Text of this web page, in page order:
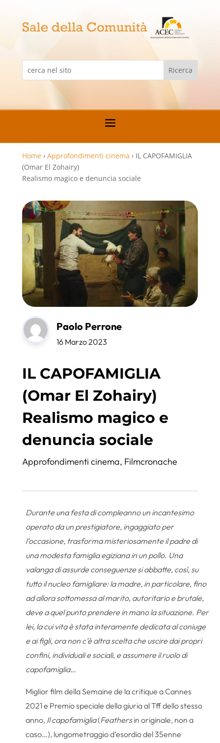
Home › Approfondimenti cinema › IL CAPOFAMIGLIA
(Omar El Zohairy)
Realismo magico e denuncia sociale
Paolo Perrone
16 Marzo 2023
IL CAPOFAMIGLIA
(Omar El Zohairy)
Realismo magico e
denuncia sociale
Approfondimenti cinema, Filmcronache
Durante una festa di compleanno un incantesimo
operato da un prestigiatore, ingaggiato per
l’occasione, trasforma misteriosamente il padre di
una modesta famiglia egiziana in un pollo. Una
valanga di assurde conseguenze si abbatte, così, su
tutto il nucleo famigliare: la madre, in particolare, fino
ad allora sottomessa al marito, autoritario e brutale,
deve a quel punto prendere in mano la situazione. Per
lei, la cui vita è stata interamente dedicata al coniuge
e ai figli, ora non c’è altra scelta che uscire dai propri
confini, individuali e sociali, e assumere il ruolo di
capofamiglia…
Miglior film della Semaine de la critique a Cannes
2021 e Premio speciale della giuria al Tff dello stesso
anno, Il capofamiglia(Feathersin originale, non a
caso…), lungometraggio d’esordio del 35enne